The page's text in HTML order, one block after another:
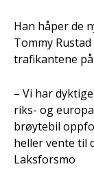
Han håper de
Tommy
trafikantene
– Vi har
riks- og
brøytebil
heller vente til
Laksforsmo